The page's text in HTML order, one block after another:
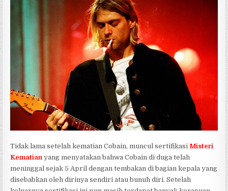
Tidak lama setelah kematian Cobain, muncul sertifikasi Misteri
Kematian yang menyatakan bahwa Cobain di duga telah
meninggal sejak 5 April dengan tembakan di bagian kepala yang
disebabkan oleh dirinya sendiri atau bunuh diri. Setelah